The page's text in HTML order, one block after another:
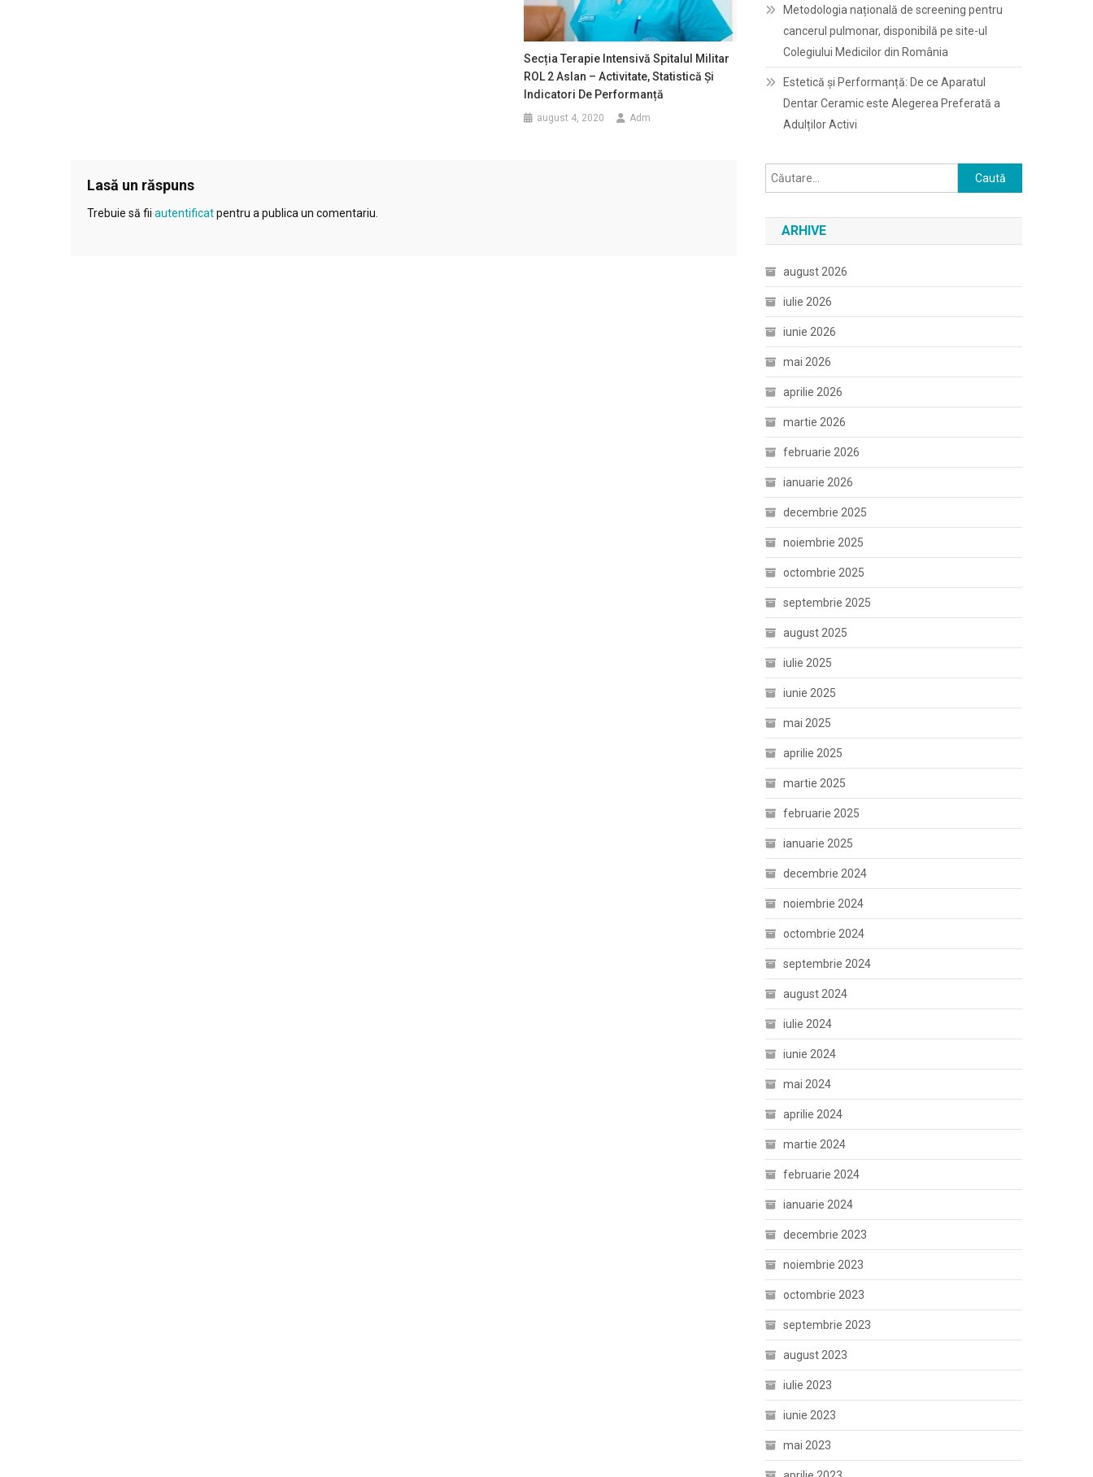
Secția Terapie Intensivă Spitalul Militar
ROL 2 Aslan – Activitate, Statistică Și
Indicatori De Performanță
august 4, 2020 Adm
Lasă un răspuns
Trebuie să fii autentificatpentru a publica un comentariu.
Metodologia națională de screening pentru
cancerul pulmonar, disponibilă pe site-ul
Colegiului Medicilor din România
Estetică și Performanță: De ce Aparatul
Dentar Ceramic este Alegerea Preferată a
Adulților Activi
Caută
după:
ARHIVE
august 2026
iulie 2026
iunie 2026
mai 2026
aprilie 2026
martie 2026
februarie 2026
ianuarie 2026
decembrie 2025
noiembrie 2025
octombrie 2025
septembrie 2025
august 2025
iulie 2025
iunie 2025
mai 2025
aprilie 2025
martie 2025
februarie 2025
ianuarie 2025
decembrie 2024
noiembrie 2024
octombrie 2024
septembrie 2024
august 2024
iulie 2024
iunie 2024
mai 2024
aprilie 2024
martie 2024
februarie 2024
ianuarie 2024
decembrie 2023
noiembrie 2023
octombrie 2023
septembrie 2023
august 2023
iulie 2023
iunie 2023
mai 2023